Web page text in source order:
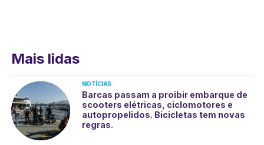
Mais lidas
NOTÍCIAS
Barcas passam a proibir embarque de
scooters elétricas, ciclomotores e
autopropelidos. Bicicletas tem novas
regras.